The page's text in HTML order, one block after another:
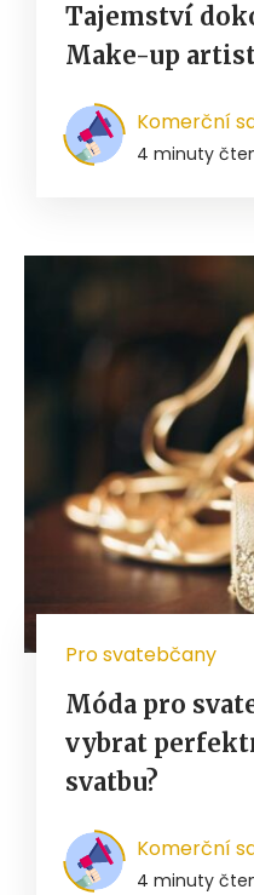
Tajemství
Make-up
Komerční
4 minuty
Pro svatebčany
Móda pro
vybrat
svatbu?
Komerční
4 minuty